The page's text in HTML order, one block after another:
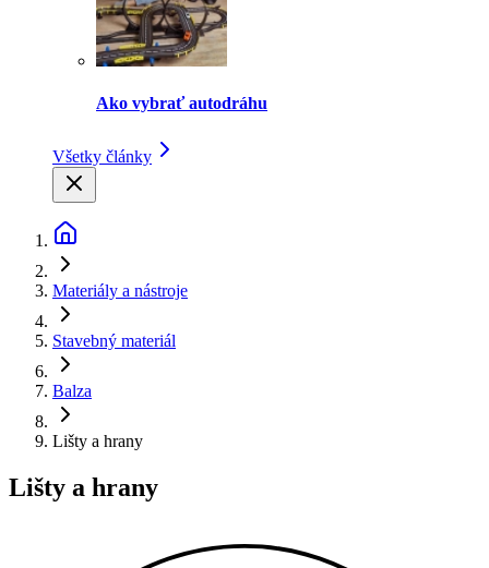
Ako vybrať autodráhu
Všetky články
Materiály a nástroje
Stavebný materiál
Balza
Lišty a hrany
Lišty a hrany